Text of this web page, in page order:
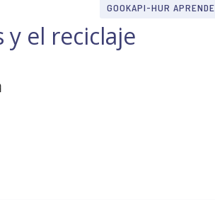
GOOKAPI-HUR APRENDE
y el reciclaje